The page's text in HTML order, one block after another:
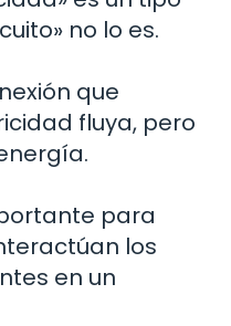
no lo es.
que
fluya, pero
para
los
en un